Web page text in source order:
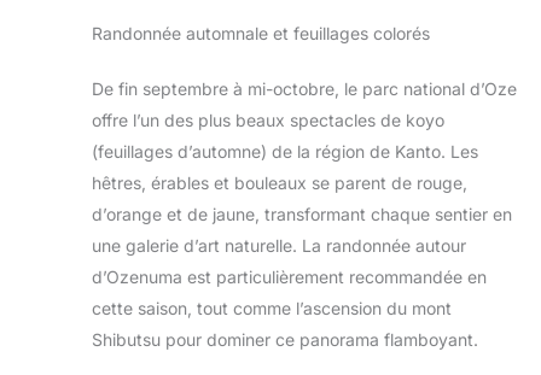
Randonnée automnale et feuillages colorés
De fin septembre à mi-octobre, le parc national d’Oze
offre l’un des plus beaux spectacles de koyo
(feuillages d’automne) de la région de Kanto. Les
hêtres, érables et bouleaux se parent de rouge,
d’orange et de jaune, transformant chaque sentier en
une galerie d’art naturelle. La randonnée autour
d’Ozenuma est particulièrement recommandée en
cette saison, tout comme l’ascension du mont
Shibutsu pour dominer ce panorama flamboyant.